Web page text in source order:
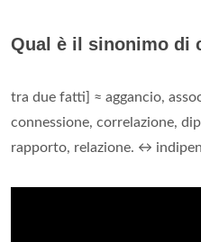
Qual è il sinonimo di
tra due fatti] ≈ aggancio,
connessione, correlazione,
rapporto, relazione. ↔